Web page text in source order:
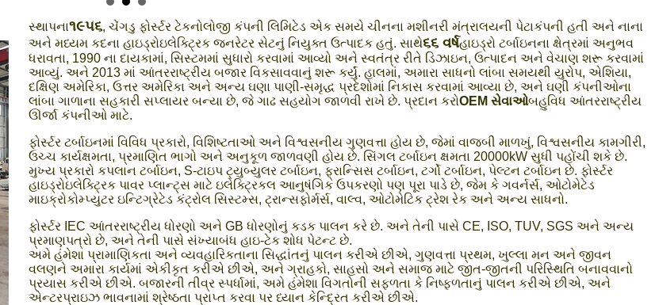
સ્થાપના૧૯૫૬, ચેંગડુ ફોર્સ્ટર ટેકનોલોજી કંપની લિમિટેડ એક સમયે ચીનના મશીનરી મંત્રાલયની પેટાકંપની હતી અને નાના
અને મધ્યમ કદના હાઇડ્રોઇલેક્ટ્રિક જનરેટર સેટનું નિયુક્ત ઉત્પાદક હતું. સાથે૬૬ વર્ષહાઇડ્રો ટર્બાઇનના ક્ષેત્રમાં અનુભવ
ધરાવતા, 1990 ના દાયકામાં, સિસ્ટમમાં સુધારો કરવામાં આવ્યો અને સ્વતંત્ર રીતે ડિઝાઇન, ઉત્પાદન અને વેચાણ શરૂ કરવામાં
આવ્યું. અને 2013 માં આંતરરાષ્ટ્રીય બજાર વિકસાવવાનું શરૂ કર્યું. હાલમાં, અમારા સાધનો લાંબા સમયથી યુરોપ, એશિયા,
દક્ષિણ અમેરિકા, ઉત્તર અમેરિકા અને અન્ય ઘણા પાણી-સમૃદ્ધ પ્રદેશોમાં નિકાસ કરવામાં આવ્યા છે, અને ઘણી કંપનીઓના
લાંબા ગાળાના સહકારી સપ્લાયર બન્યા છે, જે ગાઢ સહયોગ જાળવી રાખે છે. પ્રદાન કરોOEM સેવાઓબહુવિધ આંતરરાષ્ટ્રીય
ઊર્જા કંપનીઓ માટે.
ફોર્સ્ટર ટર્બાઇનમાં વિવિધ પ્રકારો, વિશિષ્ટતાઓ અને વિશ્વસનીય ગુણવત્તા હોય છે, જેમાં વાજબી માળખું, વિશ્વસનીય કામગીરી,
ઉચ્ચ કાર્યક્ષમતા, પ્રમાણિત ભાગો અને અનુકૂળ જાળવણી હોય છે. સિંગલ ટર્બાઇન ક્ષમતા 20000kW સુધી પહોંચી શકે છે.
મુખ્ય પ્રકારો કપલાન ટર્બાઇન, S-ટાઇપ ટ્યુબ્યુલર ટર્બાઇન, ફ્રાન્સિસ ટર્બાઇન, ટર્ગો ટર્બાઇન, પેલ્ટન ટર્બાઇન છે. ફોર્સ્ટર
હાઇડ્રોઇલેક્ટ્રિક પાવર પ્લાન્ટ્સ માટે ઇલેક્ટ્રિકલ આનુષંગિક ઉપકરણો પણ પૂરા પાડે છે, જેમ કે ગવર્નર્સ, ઓટોમેટેડ
માઇક્રોકોમ્પ્યુટર ઇન્ટિગ્રેટેડ કંટ્રોલ સિસ્ટમ્સ, ટ્રાન્સફોર્મર્સ, વાલ્વ, ઓટોમેટિક ટ્રેશ રેક અને અન્ય સાધનો.
ફોર્સ્ટર IEC આંતરરાષ્ટ્રીય ધોરણો અને GB ધોરણોનું કડક પાલન કરે છે. અને તેની પાસે CE, ISO, TUV, SGS અને અન્ય
પ્રમાણપત્રો છે, અને તેની પાસે સંખ્યાબંધ હાઇ-ટેક શોધ પેટન્ટ છે.
અમે હંમેશા પ્રામાણિકતા અને વ્યવહારિકતાના સિદ્ધાંતનું પાલન કરીએ છીએ, ગુણવત્તા પ્રથમ, ખુલ્લા મન અને જીવન
વલણને અમારા કાર્યમાં એકીકૃત કરીએ છીએ, અને ગ્રાહકો, સાહસો અને સમાજ માટે જીત-જીતની પરિસ્થિતિ બનાવવાનો
પ્રયાસ કરીએ છીએ. બજારની તીવ્ર સ્પર્ધામાં, અમે હંમેશા વિગતોની સફળતા કે નિષ્ફળતાનું પાલન કરીએ છીએ, અને
એન્ટરપ્રાઇઝ ભાવનામાં શ્રેષ્ઠતા પ્રાપ્ત કરવા પર ધ્યાન કેન્દ્રિત કરીએ છીએ.